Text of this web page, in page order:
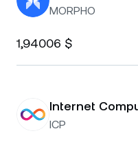
MORPHO
1,94006 $
Internet
ICP